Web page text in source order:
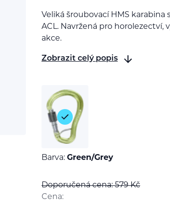
Veliká šroubovací HMS
ACL. Navržená pro horolezectví,
akce.
Zobrazit celý popis
Barva: Green/Grey
Doporučená cena: 579Kč
Cena: